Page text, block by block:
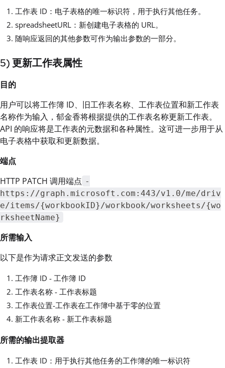
工作表 ID：电子表格的唯一标识符，用于执行其他任务。
spreadsheetURL：新创建电子表格的 URL。
随响应返回的其他参数可作为输出参数的一部分。
5) 更新工作表属性
目的
用户可以将工作簿 ID、旧工作表名称、工作表位置和新工作表
名称作为输入，郁金香将根据提供的工作表名称更新工作表。
API 的响应将是工作表的元数据和各种属性。这可进一步用于从
电子表格中获取和更新数据。
端点
HTTP PATCH 调用端点 -
https://graph.microsoft.com:443/v1.0/me/driv
e/items/{workbookID}/workbook/worksheets/{wo
rksheetName}
所需输入
以下是作为请求正文发送的参数
工作簿 ID - 工作簿 ID
工作表名称 - 工作表标题
工作表位置-工作表在工作簿中基于零的位置
新工作表名称 - 新工作表标题
所需的输出提取器
工作表 ID：用于执行其他任务的工作簿的唯一标识符